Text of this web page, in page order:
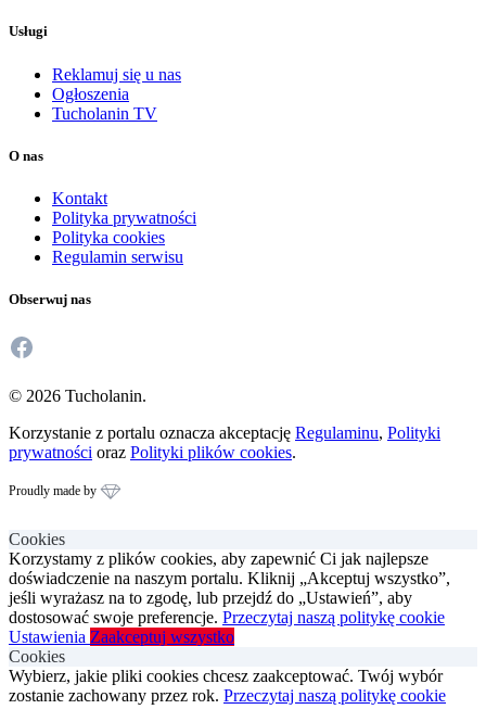
Usługi
Reklamuj się u nas
Ogłoszenia
Tucholanin TV
O nas
Kontakt
Polityka prywatności
Polityka cookies
Regulamin serwisu
Obserwuj nas
Facebook
© 2026 Tucholanin.
Korzystanie z portalu oznacza akceptację Regulaminu, Polityki
prywatności oraz Polityki plików cookies.
Proudly made by
Cookies
Korzystamy z plików cookies, aby zapewnić Ci jak najlepsze
doświadczenie na naszym portalu. Kliknij „Akceptuj wszystko”,
jeśli wyrażasz na to zgodę, lub przejdź do „Ustawień”, aby
dostosować swoje preferencje. Przeczytaj naszą politykę cookie
Ustawienia Zaakceptuj wszystko
Cookies
Wybierz, jakie pliki cookies chcesz zaakceptować. Twój wybór
zostanie zachowany przez rok. Przeczytaj naszą politykę cookie